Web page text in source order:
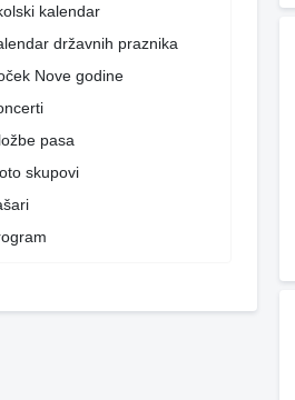
kalendar
državnih praznika
Nove godine
pasa
skupovi